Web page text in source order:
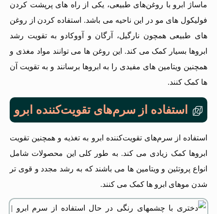
ماساژ ابرو با روغن‌های طبیعی، یکی از راه های پرپشت کردن
فولیکول های مو در این ناحیه می باشد. استفاده کردن از روغن
های طبیعی همچون نارگیل، آرگان و آووکادو به تقویت رشد
ابروها بسیار کمک می کند. این روغن ها می توانند مواد مغذی و
همچنین ویتامین های مفیدی را به ابروها برسانند و به تقویت آن
ها کمک کنند.
استفاده از سرم‌های تقویت‌کننده ابرو
استفاده از سرم‌های تقویت‌کننده ابرو به تغذیه و همچنین تقویت
ابروها کمک زیادی می کند. به طور کلی این محصولات شامل
انواع پروتئین و ویتامین ها می باشند که به رشد مجدد و قوی تر
شدن موهای ابرو ها کمک می کنند.